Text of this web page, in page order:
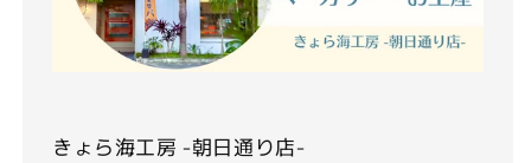
きょら海工房 -朝日通り店-